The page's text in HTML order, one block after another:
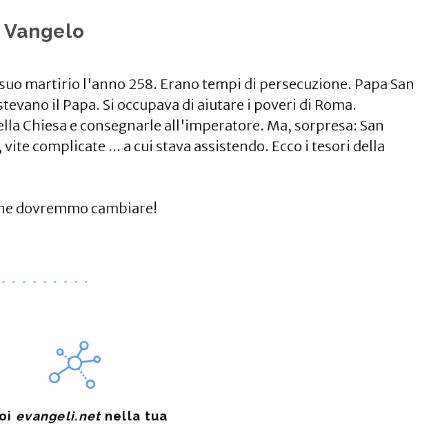
martirio l'anno 258. Erano tempi di persecuzione. Papa San
il Papa. Si occupava di aiutare i poveri di Roma.
Chiesa e consegnarle all'imperatore. Ma, sorpresa: San
complicate ... a cui stava assistendo. Ecco i tesori della
dovremmo cambiare!
evangeli.netnella tua